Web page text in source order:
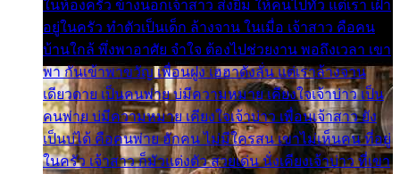
ในห้องครัว ข้างนอกเจ้าสาว ส่งยิ้ม ให้คนไปทั่ว แต่เรา เฝ้า
อยู่ในครัว ทำตัวเป็นเด็ก ล้างจาน ในเมื่อ เจ้าสาว คือคน
บ้านใกล้ พึ่งพาอาศัย จำใจ ต้องไปช่วยงาน พอถึงเวลา เขา
พา กันเข้าพาขวัญ เพื่อนฝูง เฮฮาดังลั่น แต่เราล้างจาน
เดียวดาย เป็นคนพ่าย บ่มีความหมาย เคียงใจเจ้าบ่าว เป็น
คนพ่าย บ่มีความหมาย เคียงใจเจ้าบ่าว เพื่อนเจ้าสาว ยัง
เป็นบ่ได้ คือคนพ่าย ฮักคน ไม่มีใครสน เขาไม่เห็นคน ที่อยู่
ในครัว เจ้าสาว ก็มัวแต่งตัว สวยเด่น นั่งเคียงเจ้าบ่าว ที่เขา